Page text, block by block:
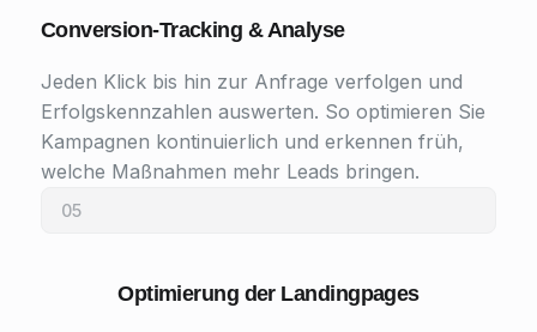
Conversion-Tracking & Analyse
Jeden Klick bis hin zur Anfrage verfolgen und
Erfolgskennzahlen auswerten. So optimieren Sie
Kampagnen kontinuierlich und erkennen früh,
welche Maßnahmen mehr Leads bringen.
05
Optimierung der Landingpages